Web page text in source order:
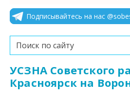
Подписывайтесь на нас
Искать...
УСЗНА Советского
Красноярск на